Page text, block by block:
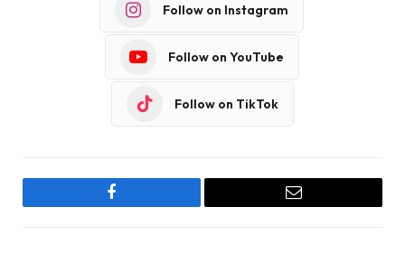
Follow on Instagram
Follow on YouTube
Follow on TikTok
Facebook Email